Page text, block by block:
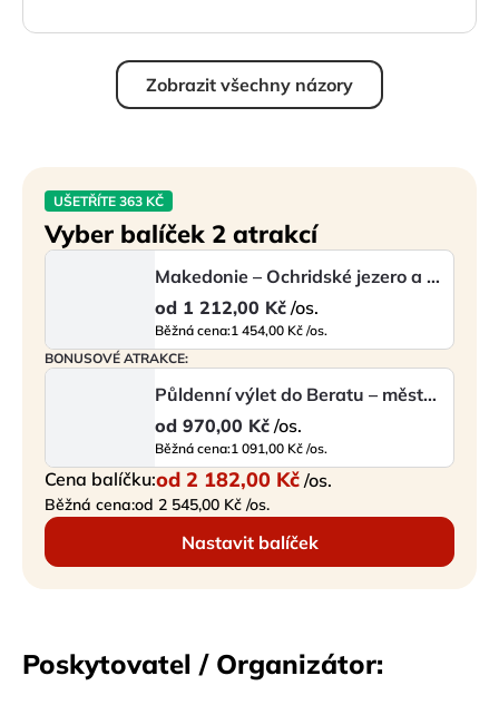
Zobrazit všechny názory
UŠETŘÍTE 363 KČ
Vyber balíček 2 atrakcí
Makedonie – Ochridské jezero a město Ochrid
od 1 212,00 Kč /os.
Běžná cena:1 454,00 Kč /os.
BONUSOVÉ ATRAKCE:
Půldenní výlet do Beratu – města tisíce oken a dědictví UNESCO
od 970,00 Kč /os.
Běžná cena:1 091,00 Kč /os.
Cena balíčku:od 2 182,00 Kč /os.
Běžná cena:od 2 545,00 Kč /os.
Nastavit balíček
Poskytovatel / Organizátor: